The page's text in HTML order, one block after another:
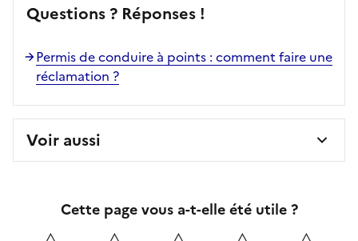
Questions ? Réponses !
Permis de conduire à points : comment faire une
réclamation ?
Voir aussi
Cette page vous a-t-elle été utile ?